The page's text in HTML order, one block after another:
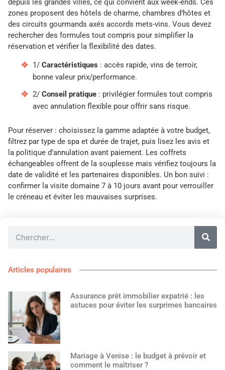
depuis les grandes villes, ce qui convient aux week-ends. Ces
zones proposent des hôtels de charme, chambres d’hôtes et
des circuits gourmands axés accords mets-vins. Vous devez
rechercher des formules tout compris pour simplifier la
réservation et vérifier la flexibilité des dates.
1/ Caractéristiques : accès rapide, vins de terroir,
bonne valeur prix/performance.
2/ Conseil pratique : privilégier formules tout compris
avec annulation flexible pour offrir sans risque.
Pour réserver : choisissez la gamme adaptée à votre budget,
filtrez par type de spa et durée de trajet, puis lisez les avis et
la politique d’annulation avant paiement. Les coffrets
échangeables offrent de la souplesse mais vérifiez toujours la
date de validité et les partenaires disponibles. Un bon suivi :
confirmer la visite domaine 7 à 10 jours avant pour verrouiller
le créneau et éviter les mauvaises surprises.
Articles populaires
Assurance prêt immobilier expatrié : les
astuces pour éviter les surprimes bancaires
Mariage à Venise : le budget à prévoir et
comment le maîtriser ?